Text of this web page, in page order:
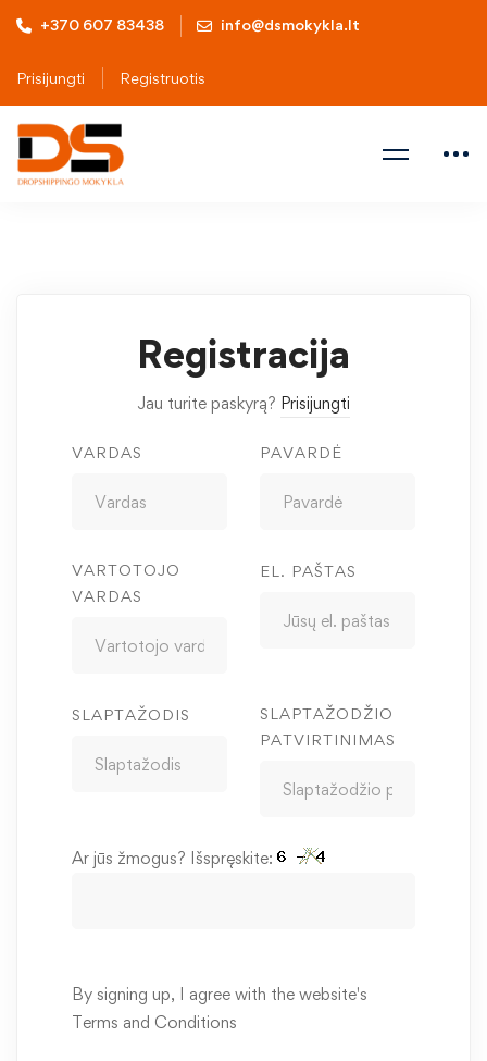
+370 607 83438 info@dsmokykla.lt
Prisijungti Registruotis
Registracija
Jau turite paskyrą? Prisijungti
VARDAS PAVARDĖ
VARTOTOJO
VARDAS
EL. PAŠTAS
SLAPTAŽODIS
SLAPTAŽODŽIO
PATVIRTINIMAS
Ar jūs žmogus? Išspręskite:
By signing up, I agree with the website's
Terms and Conditions